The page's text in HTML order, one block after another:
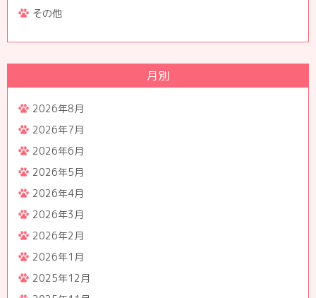
その他
月別
2026年8月
2026年7月
2026年6月
2026年5月
2026年4月
2026年3月
2026年2月
2026年1月
2025年12月